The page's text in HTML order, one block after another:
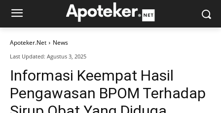
Apoteker.Net News
Last Updated: Agustus 3, 2025
Informasi Keempat Hasil
Pengawasan BPOM Terhadap